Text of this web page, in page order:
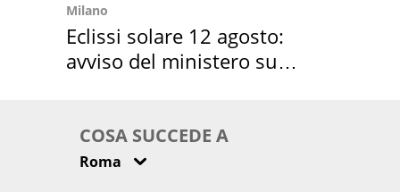
Milano
Eclissi solare 12 agosto:
avviso del ministero su